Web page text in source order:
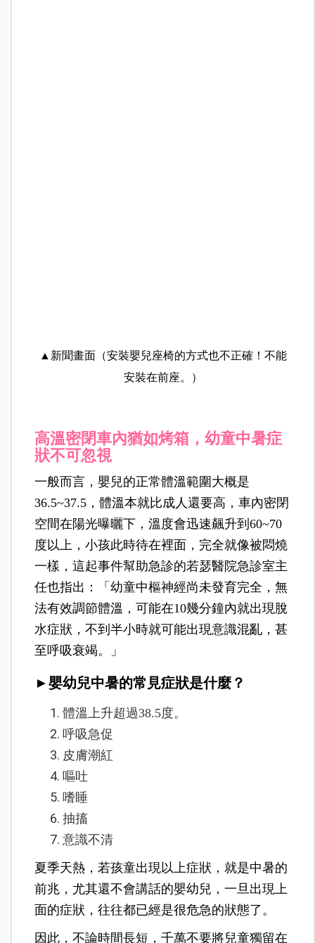
▲新聞畫面（安裝嬰兒座椅的方式也不正確！不能
安裝在前座。）
高溫密閉車內猶如烤箱，幼童中暑症
狀不可忽視
一般而言，嬰兒的正常體溫範圍大概是
36.5~37.5，體溫本就比成人還要高，車內密閉
空間在陽光曝曬下，溫度會迅速飆升到60~70
度以上，小孩此時待在裡面，完全就像被悶燒
一樣，這起事件幫助急診的若瑟醫院急診室主
任也指出：「幼童中樞神經尚未發育完全，無
法有效調節體溫，可能在10幾分鐘內就出現脫
水症狀，不到半小時就可能出現意識混亂，甚
至呼吸衰竭。」
►嬰幼兒中暑的常見症狀是什麼？
體溫上升超過38.5度。
呼吸急促
皮膚潮紅
嘔吐
嗜睡
抽搐
意識不清
夏季天熱，若孩童出現以上症狀，就是中暑的
前兆，尤其還不會講話的嬰幼兒，一旦出現上
面的症狀，往往都已經是很危急的狀態了。
因此，不論時間長短，千萬不要將兒童獨留在